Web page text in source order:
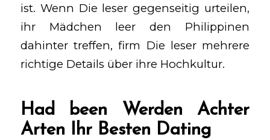
ist. Wenn Die leser gegenseitig urteilen,
ihr Mädchen leer den Philippinen
dahinter treffen, firm Die leser mehrere
richtige Details über ihre Hochkultur.
Had been Werden Achter
Arten Ihr Besten Dating